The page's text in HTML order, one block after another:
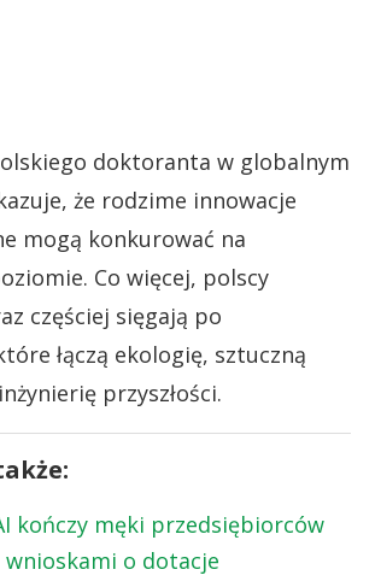
doktoranta w globalnym
że rodzime innowacje
mogą konkurować na
Co więcej, polscy
częściej sięgają po
łączą ekologię, sztuczną
przyszłości.
kończy męki przedsiębiorców
wnioskami o dotacje